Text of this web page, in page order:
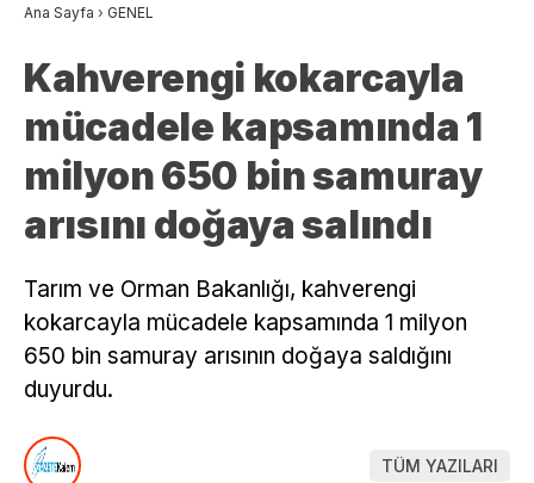
Ana Sayfa › GENEL
Kahverengi kokarcayla
mücadele kapsamında 1
milyon 650 bin samuray
arısını doğaya salındı
Tarım ve Orman Bakanlığı, kahverengi
kokarcayla mücadele kapsamında 1 milyon
650 bin samuray arısının doğaya saldığını
duyurdu.
TÜM YAZILARI